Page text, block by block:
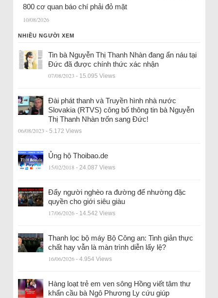
800 cơ quan báo chí phải đỏ mặt
10/08/2026
NHIỀU NGƯỜI XEM
Tin bà Nguyễn Thị Thanh Nhàn đang ẩn náu tại
Đức đã được chính thức xác nhận
07/08/2023 - 15.095 Views
Đài phát thanh và Truyền hình nhà nước
Slovakia (RTVS) công bố thông tin bà Nguyễn
Thị Thanh Nhàn trốn sang Đức!
06/08/2023 - 5.172 Views
Ủng hộ Thoibao.de
15/02/2018 - 24.087 Views
Đẩy người nghèo ra đường để nhường đặc
quyền cho giới siêu giàu
17/06/2026 - 14.542 Views
Thanh lọc bộ máy Bộ Công an: Tinh giản thực
chất hay vẫn là màn trình diễn lấy lệ?
16/06/2026 - 4.954 Views
Hàng loạt trẻ em ven sông Hồng viết tâm thư
khẩn cầu bà Ngô Phương Ly cứu giúp